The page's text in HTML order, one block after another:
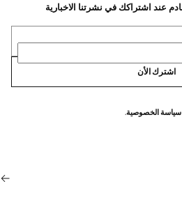
اشترك الأن
سياسة الخصوصية.